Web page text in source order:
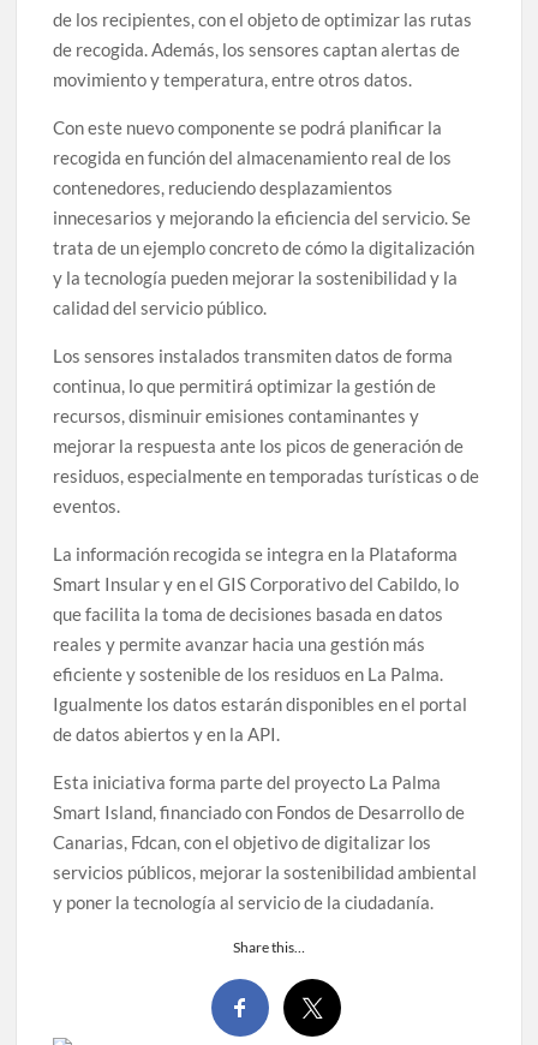
de los recipientes, con el objeto de optimizar las rutas
de recogida. Además, los sensores captan alertas de
movimiento y temperatura, entre otros datos.
Con este nuevo componente se podrá planificar la
recogida en función del almacenamiento real de los
contenedores, reduciendo desplazamientos
innecesarios y mejorando la eficiencia del servicio. Se
trata de un ejemplo concreto de cómo la digitalización
y la tecnología pueden mejorar la sostenibilidad y la
calidad del servicio público.
Los sensores instalados transmiten datos de forma
continua, lo que permitirá optimizar la gestión de
recursos, disminuir emisiones contaminantes y
mejorar la respuesta ante los picos de generación de
residuos, especialmente en temporadas turísticas o de
eventos.
La información recogida se integra en la Plataforma
Smart Insular y en el GIS Corporativo del Cabildo, lo
que facilita la toma de decisiones basada en datos
reales y permite avanzar hacia una gestión más
eficiente y sostenible de los residuos en La Palma.
Igualmente los datos estarán disponibles en el portal
de datos abiertos y en la API.
Esta iniciativa forma parte del proyecto La Palma
Smart Island, financiado con Fondos de Desarrollo de
Canarias, Fdcan, con el objetivo de digitalizar los
servicios públicos, mejorar la sostenibilidad ambiental
y poner la tecnología al servicio de la ciudadanía.
Share this…